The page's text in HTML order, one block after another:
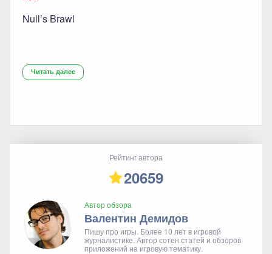
Null’s Brawl
Читать далее
Рейтинг автора
20659
Автор обзора
Валентин Демидов
Пишу про игры. Более 10 лет в игровой
журналистике. Автор сотен статей и обзоров
приложений на игровую тематику.